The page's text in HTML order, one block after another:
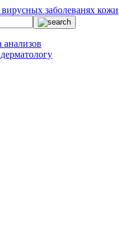
вирусных заболеванях кожи